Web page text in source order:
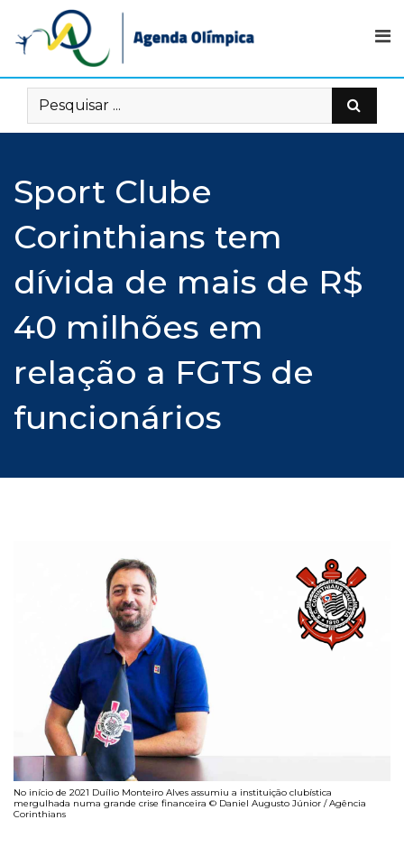
content
Sport Clube
Corinthians tem
dívida de mais de R$
40 milhões em
relação a FGTS de
funcionários
No início de 2021 Duílio Monteiro Alves assumiu a instituição clubística
mergulhada numa grande crise financeira © Daniel Augusto Júnior / Agência
Corinthians